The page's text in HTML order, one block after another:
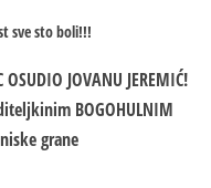
sve sto boli!!!
OSUDIO JOVANU JEREMIĆ!
BOGOHULNIM
grane